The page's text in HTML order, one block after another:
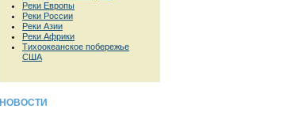
Реки Европы
Реки России
Реки Азии
Реки Африки
Тихоокеанское побережье
США
НОВОСТИ